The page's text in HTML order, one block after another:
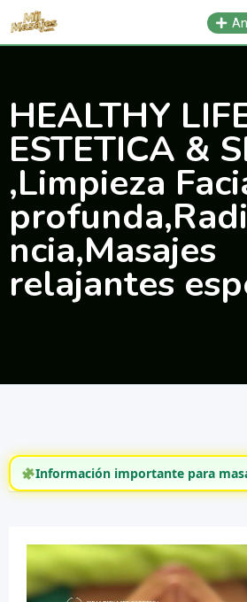
Saltar
HEALTHY
ESTETICA &
,Limpieza
ncia,Masajes
relajantes
Información importante para